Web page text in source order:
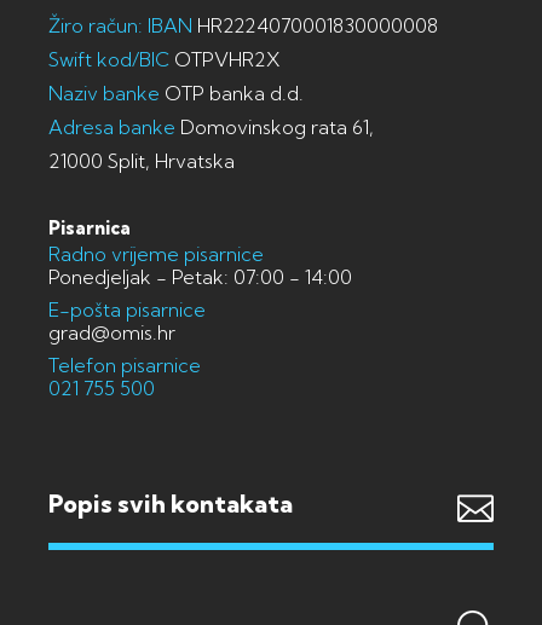
Žiro račun: IBAN HR2224070001830000008
Swift kod/BIC OTPVHR2X
Naziv banke OTP banka d.d.
Adresa banke Domovinskog rata 61,
21000 Split, Hrvatska
Pisarnica
Radno vrijeme pisarnice
Ponedjeljak - Petak: 07:00 - 14:00
E-pošta pisarnice
grad@omis.hr
Telefon pisarnice
021 755 500
Popis svih kontakata